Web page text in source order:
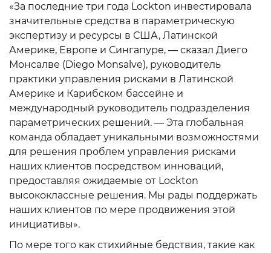
«За последние три года Lockton инвестировала
значительные средства в параметрическую
экспертизу и ресурсы в США, Латинской
Америке, Европе и Сингапуре, — сказал Диего
Монсалве (Diego Monsalve), руководитель
практики управления рисками в Латинской
Америке и Карибском бассейне и
международный руководитель подразделения
параметрических решений. — Эта глобальная
команда обладает уникальными возможностями
для решения проблем управления рисками
наших клиентов посредством инноваций,
предоставляя ожидаемые от Lockton
высококлассные решения. Мы рады поддержать
наших клиентов по мере продвижения этой
инициативы».
По мере того как стихийные бедствия, такие как